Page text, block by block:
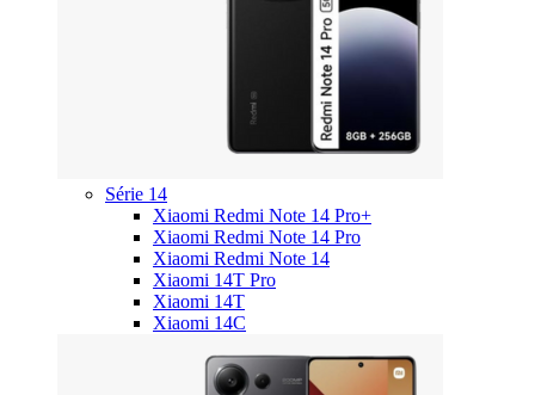
Série 14
Xiaomi Redmi Note 14 Pro+
Xiaomi Redmi Note 14 Pro
Xiaomi Redmi Note 14
Xiaomi 14T Pro
Xiaomi 14T
Xiaomi 14C